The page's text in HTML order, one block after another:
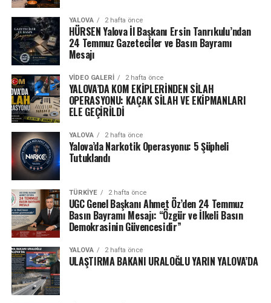
YALOVA 2 hafta önce
HÜRSEN Yalova İl Başkanı Ersin Tanrıkulu’ndan
24 Temmuz Gazeteciler ve Basın Bayramı
Mesajı
VIDEO GALERI 2 hafta önce
YALOVA’DA KOM EKİPLERİNDEN SİLAH
OPERASYONU: KAÇAK SİLAH VE EKİPMANLARI
ELE GEÇİRİLDİ
YALOVA 2 hafta önce
Yalova’da Narkotik Operasyonu: 5 Şüpheli
Tutuklandı
TÜRKIYE 2 hafta önce
UGC Genel Başkanı Ahmet Öz’den 24 Temmuz
Basın Bayramı Mesajı: “Özgür ve İlkeli Basın
Demokrasinin Güvencesidir”
YALOVA 2 hafta önce
ULAŞTIRMA BAKANI URALOĞLU YARIN YALOVA’DA